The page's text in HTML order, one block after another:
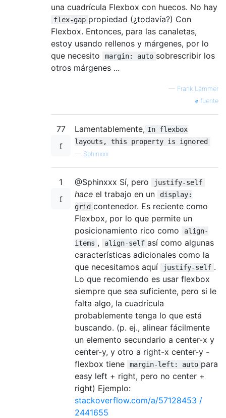
una cuadrícula Flexbox con huecos. No hay
flex-gap propiedad (¿todavía?) Con
Flexbox. Entonces, para las canaletas,
estoy usando rellenos y márgenes, por lo
que necesito
margin: auto sobrescribir los
otros márgenes ...
— Frank Lämmer
fuente
77 Lamentablemente, In flexbox
layouts, this property is ignored
— Sphinxxx
1 @Sphinxxx Sí, pero justify-self
hace el trabajo en un
display:
grid contenedor. Es reciente como
Flexbox, por lo que permite un
posicionamiento rico como
align-
items , align-self así como algunas
características adicionales como la
que necesitamos aquí
justify-self .
Lo que recomiendo es usar flexbox
siempre que sea suficiente, pero si le
falta algo, la cuadrícula
probablemente tenga lo que está
buscando. (p. ej., alinear fácilmente
un elemento secundario a center-x y
center-y, y otro a right-x center-y -
flexbox tiene
margin-left: auto para
easy left + right, pero no center +
right) Ejemplo:
stackoverflow.com/a/57128453 /
2441655